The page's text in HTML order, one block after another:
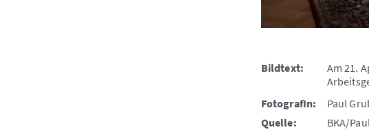
Bildtext:
Am 21.
FotografIn:
Paul
Quelle:
BKA/